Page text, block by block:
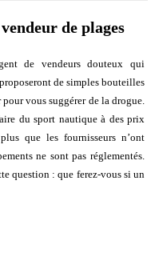
de plages
de vendeurs douteux qui
de simples bouteilles
pour vous suggérer de la drogue.
du sport nautique à des prix
que les fournisseurs n’ont
ne sont pas réglementés.
question : que ferez-vous si un